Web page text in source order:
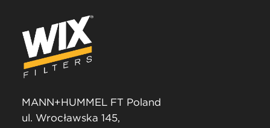
MANN+HUMMEL FT Poland
ul. Wrocławska 145,